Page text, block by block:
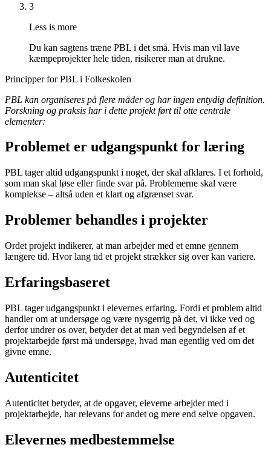
3
Less is more
Du kan sagtens træne PBL i det små. Hvis man vil lave
kæmpeprojekter hele tiden, risikerer man at drukne.
Principper for PBL i Folkeskolen
PBL kan organiseres på flere måder og har ingen entydig definition.
Forskning og praksis har i dette projekt ført til otte centrale
elementer:
Problemet er udgangspunkt for læring
PBL tager altid udgangspunkt i noget, der skal afklares. I et forhold,
som man skal løse eller finde svar på. Problemerne skal være
komplekse – altså uden et klart og afgrænset svar.
Problemer behandles i projekter
Ordet projekt indikerer, at man arbejder med et emne gennem
længere tid. Hvor lang tid et projekt strækker sig over kan variere.
Erfaringsbaseret
PBL tager udgangspunkt i elevernes erfaring. Fordi et problem altid
handler om at undersøge og være nysgerrig på det, vi ikke ved og
derfor undrer os over, betyder det at man ved begyndelsen af et
projektarbejde først må undersøge, hvad man egentlig ved om det
givne emne.
Autenticitet
Autenticitet betyder, at de opgaver, eleverne arbejder med i
projektarbejde, har relevans for andet og mere end selve opgaven.
Elevernes medbestemmelse